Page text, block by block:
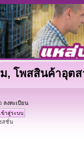
, โพสสินค้าอุต
ลงทะเบียน
สชั่น